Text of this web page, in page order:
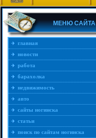
МЕНЮ САЙТА
главная
новости
работа
барахолка
недвижимость
авто
сайты ногинска
статьи
поиск по сайтам ногинска